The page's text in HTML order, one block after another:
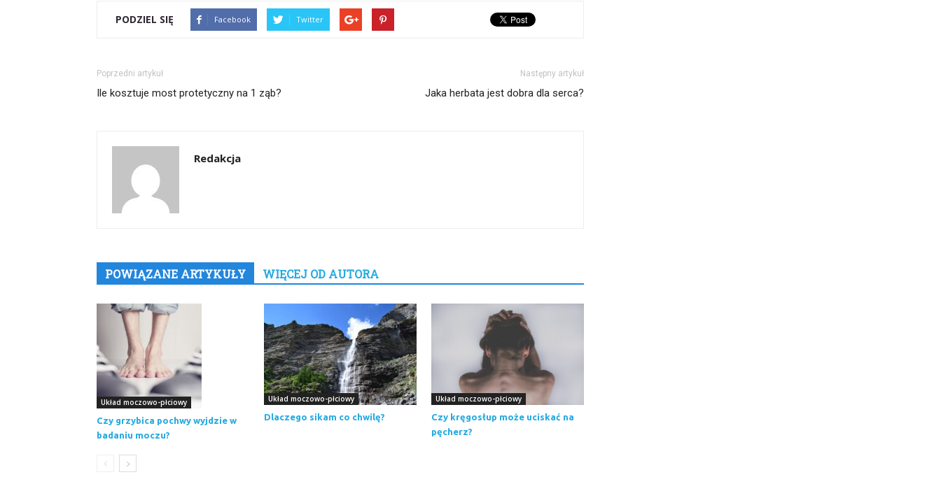
PODZIEL SIĘ Facebook Twitter
Poprzedni artykuł
Ile kosztuje most protetyczny na 1 ząb?
Następny artykuł
Jaka herbata jest dobra dla serca?
Redakcja
POWIĄZANE ARTYKUŁY WIĘCEJ OD AUTORA
Układ moczowo-płciowy
Czy grzybica pochwy wyjdzie w
badaniu moczu?
Układ moczowo-płciowy
Dlaczego sikam co chwilę?
Układ moczowo-płciowy
Czy kręgosłup może uciskać na
pęcherz?